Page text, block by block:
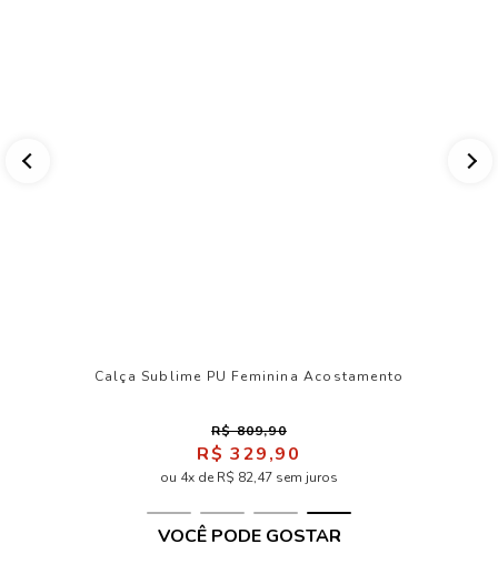
Calça Sublime PU Feminina Acostamento
R$ 809,90
R$ 329,90
ou 4x de R$ 82,47 sem juros
VOCÊ PODE GOSTAR